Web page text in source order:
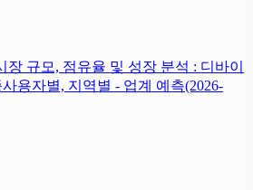
장 규모, 점유율 및 성장 분석 : 디바이
용자별, 지역별 - 업계 예측(2026-